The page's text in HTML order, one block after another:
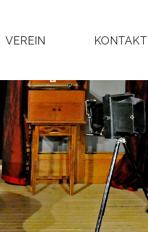
VEREIN KONTAKT